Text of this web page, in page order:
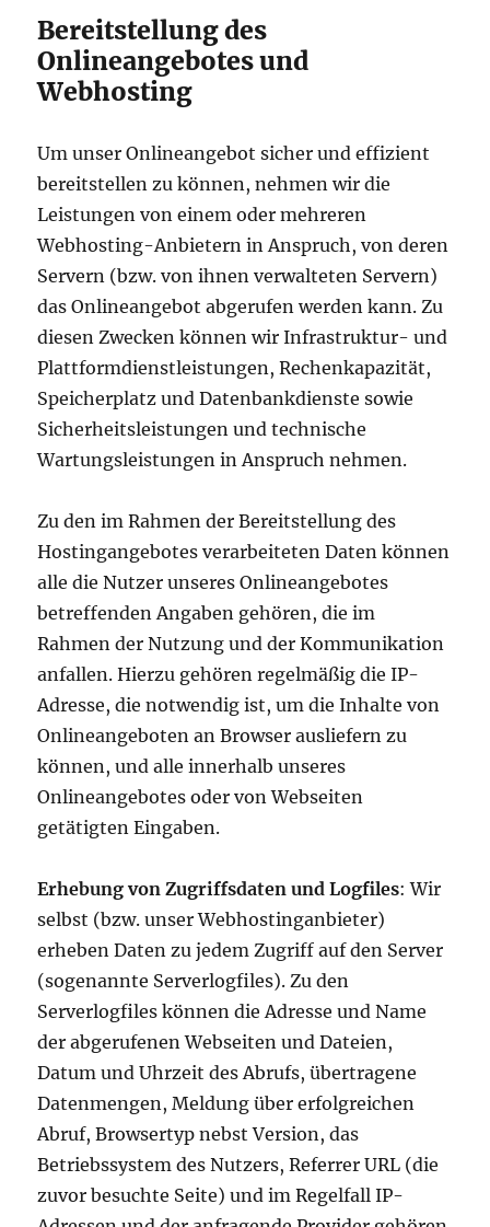
Bereitstellung des
Onlineangebotes und
Webhosting
Um unser Onlineangebot sicher und effizient
bereitstellen zu können, nehmen wir die
Leistungen von einem oder mehreren
Webhosting-Anbietern in Anspruch, von deren
Servern (bzw. von ihnen verwalteten Servern)
das Onlineangebot abgerufen werden kann. Zu
diesen Zwecken können wir Infrastruktur- und
Plattformdienstleistungen, Rechenkapazität,
Speicherplatz und Datenbankdienste sowie
Sicherheitsleistungen und technische
Wartungsleistungen in Anspruch nehmen.
Zu den im Rahmen der Bereitstellung des
Hostingangebotes verarbeiteten Daten können
alle die Nutzer unseres Onlineangebotes
betreffenden Angaben gehören, die im
Rahmen der Nutzung und der Kommunikation
anfallen. Hierzu gehören regelmäßig die IP-
Adresse, die notwendig ist, um die Inhalte von
Onlineangeboten an Browser ausliefern zu
können, und alle innerhalb unseres
Onlineangebotes oder von Webseiten
getätigten Eingaben.
Erhebung von Zugriffsdaten und Logfiles: Wir
selbst (bzw. unser Webhostinganbieter)
erheben Daten zu jedem Zugriff auf den Server
(sogenannte Serverlogfiles). Zu den
Serverlogfiles können die Adresse und Name
der abgerufenen Webseiten und Dateien,
Datum und Uhrzeit des Abrufs, übertragene
Datenmengen, Meldung über erfolgreichen
Abruf, Browsertyp nebst Version, das
Betriebssystem des Nutzers, Referrer URL (die
zuvor besuchte Seite) und im Regelfall IP-